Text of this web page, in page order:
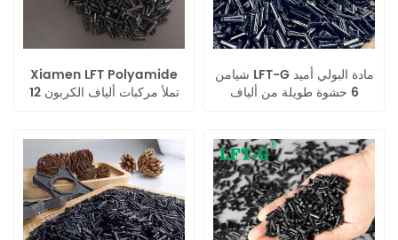
Xiamen LFT Polyamide
12 تملأ مركبات ألياف الكربون
شيامن LFT-G مادة البولي أميد
6 حشوة طويلة من ألياف